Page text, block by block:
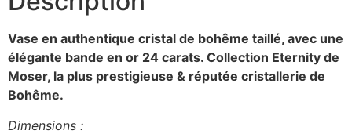
Vase en authentique cristal de bohême taillé, avec une
élégante bande en or 24 carats. Collection Eternity de
Moser, la plus prestigieuse & réputée cristallerie de
Bohême.
Dimensions :